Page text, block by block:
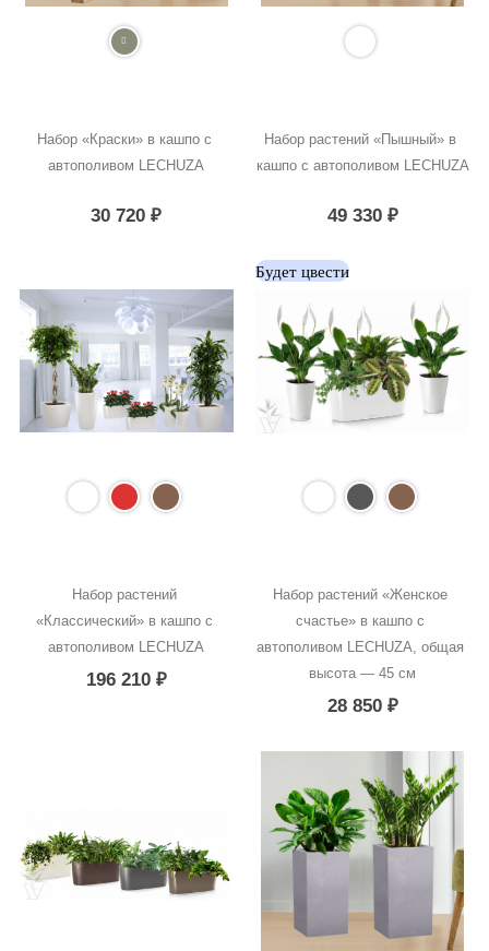
Набор «Краски» в кашпо с
автополивом LECHUZA
30 720₽
Набор растений «Пышный» в
кашпо с автополивом LECHUZA
49 330 ₽
Набор растений
«Классический» в кашпо с
автополивом LECHUZA
196 210 ₽
Будет цвести
Набор растений «Женское
счастье» в кашпо с
автополивом LECHUZA, общая
высота — 45 см
28 850 ₽